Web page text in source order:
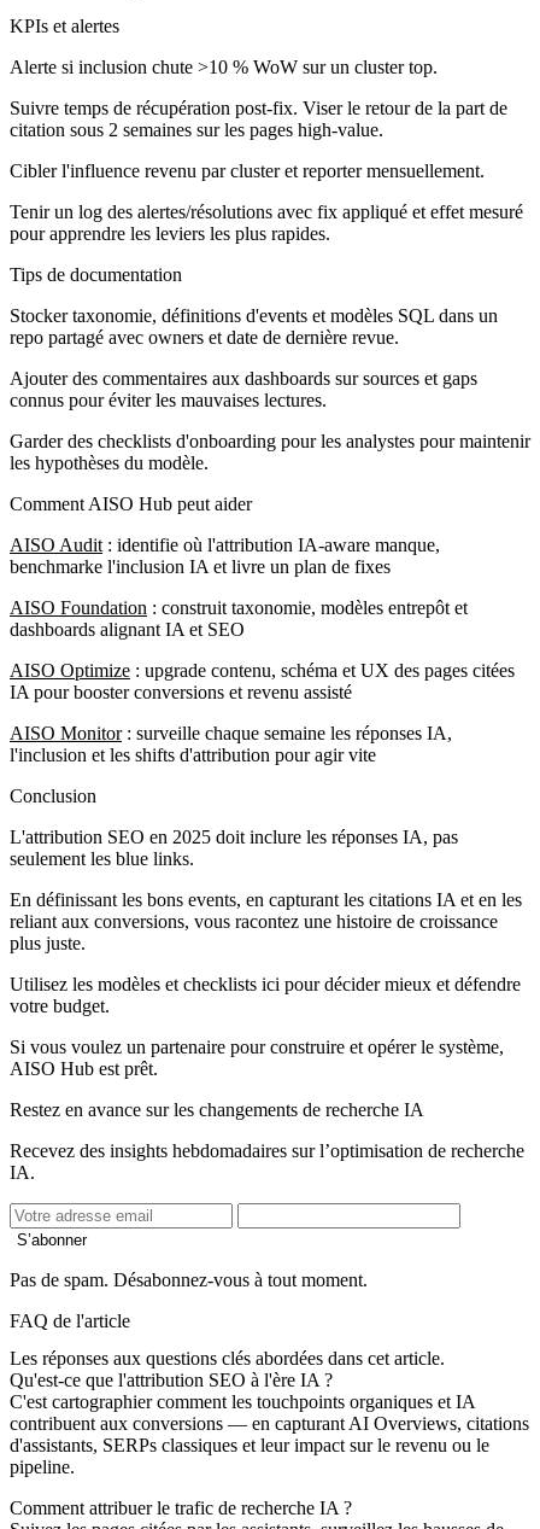
KPIs et alertes
Alerte si inclusion chute >10 % WoW sur un cluster top.
Suivre temps de récupération post-fix. Viser le retour de la part de
citation sous 2 semaines sur les pages high-value.
Cibler l'influence revenu par cluster et reporter mensuellement.
Tenir un log des alertes/résolutions avec fix appliqué et effet mesuré
pour apprendre les leviers les plus rapides.
Tips de documentation
Stocker taxonomie, définitions d'events et modèles SQL dans un
repo partagé avec owners et date de dernière revue.
Ajouter des commentaires aux dashboards sur sources et gaps
connus pour éviter les mauvaises lectures.
Garder des checklists d'onboarding pour les analystes pour maintenir
les hypothèses du modèle.
Comment AISO Hub peut aider
AISO Audit : identifie où l'attribution IA-aware manque,
benchmarke l'inclusion IA et livre un plan de fixes
AISO Foundation : construit taxonomie, modèles entrepôt et
dashboards alignant IA et SEO
AISO Optimize : upgrade contenu, schéma et UX des pages citées
IA pour booster conversions et revenu assisté
AISO Monitor: surveille chaque semaine les réponses IA,
l'inclusion et les shifts d'attribution pour agir vite
Conclusion
L'attribution SEO en 2025 doit inclure les réponses IA, pas
seulement les blue links.
En définissant les bons events, en capturant les citations IA et en les
reliant aux conversions, vous racontez une histoire de croissance
plus juste.
Utilisez les modèles et checklists ici pour décider mieux et défendre
votre budget.
Si vous voulez un partenaire pour construire et opérer le système,
AISO Hub est prêt.
Restez en avance sur les changements de recherche IA
Recevez des insights hebdomadaires sur l’optimisation de recherche
IA.
S’abonner
Pas de spam. Désabonnez-vous à tout moment.
FAQ de l'article
Les réponses aux questions clés abordées dans cet article.
Qu'est-ce que l'attribution SEO à l'ère IA ?
C'est cartographier comment les touchpoints organiques et IA
contribuent aux conversions — en capturant AI Overviews, citations
d'assistants, SERPs classiques et leur impact sur le revenu ou le
pipeline.
Comment attribuer le trafic de recherche IA ?